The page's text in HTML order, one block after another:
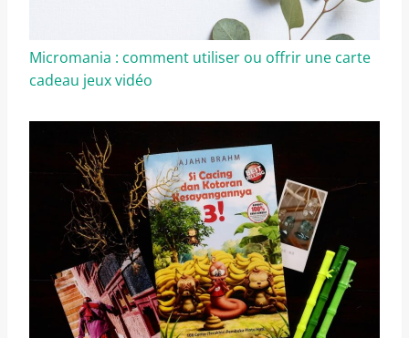
Micromania : comment utiliser ou offrir une carte
cadeau jeux vidéo